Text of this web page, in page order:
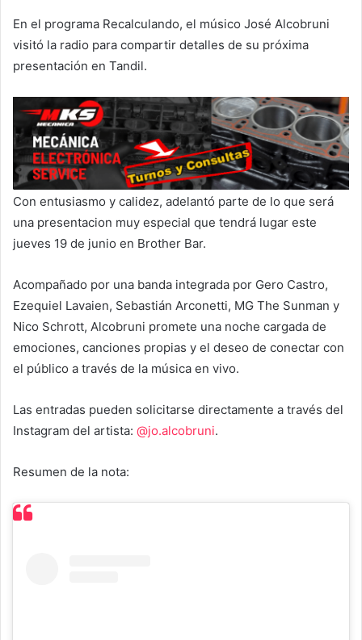
En el programa Recalculando, el músico José Alcobruni
visitó la radio para compartir detalles de su próxima
presentación en Tandil.
Con entusiasmo y calidez, adelantó parte de lo que será
una presentacion muy especial que tendrá lugar este
jueves 19 de junio en Brother Bar.
Acompañado por una banda integrada por Gero Castro,
Ezequiel Lavaien, Sebastián Arconetti, MG The Sunman y
Nico Schrott, Alcobruni promete una noche cargada de
emociones, canciones propias y el deseo de conectar con
el público a través de la música en vivo.
Las entradas pueden solicitarse directamente a través del
Instagram del artista: @jo.alcobruni.
Resumen de la nota: